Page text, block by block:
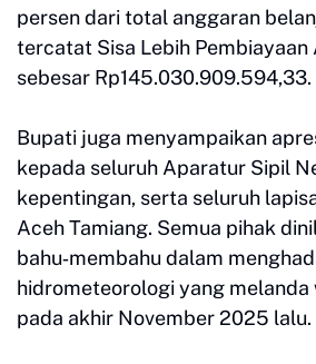
persen dari total anggaran
tercatat Sisa Lebih Pembiayaan
sebesar Rp145.030.909.594,33.
Bupati juga menyampaikan
kepada seluruh Aparatur Sipil
kepentingan, serta seluruh
Aceh Tamiang. Semua pihak
bahu‑membahu dalam
hidrometeorologi yang
pada akhir November 2025 lalu.